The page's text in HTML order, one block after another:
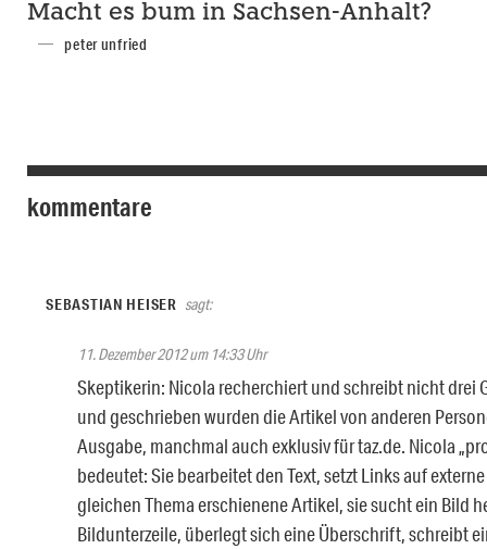
Macht es bum in Sachsen-Anhalt?
peter unfried
kommentare
SEBASTIAN HEISER sagt:
11. Dezember 2012 um 14:33 Uhr
Skeptikerin: Nicola recherchiert und schreibt nicht drei
und geschrieben wurden die Artikel von anderen
Ausgabe, manchmal auch exklusiv für taz.de. Nicola
bedeutet: Sie bearbeitet den Text, setzt Links auf
gleichen Thema erschienene Artikel, sie sucht ein Bild
Bildunterzeile, überlegt sich eine Überschrift, schreibt